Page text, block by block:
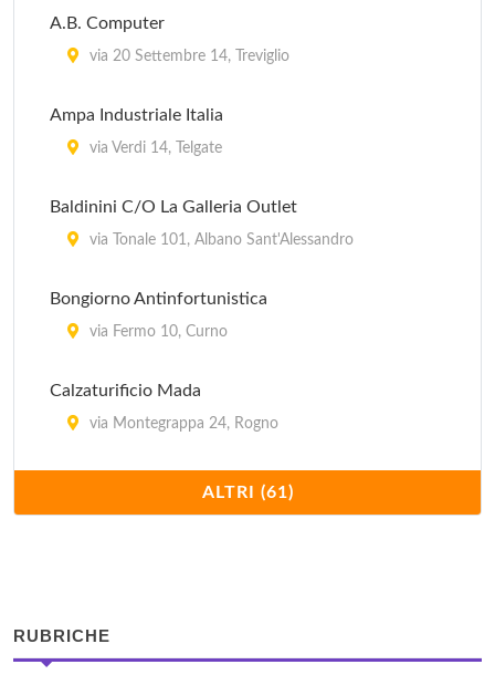
A.B. Computer
via 20 Settembre 14, Treviglio
Ampa Industriale Italia
via Verdi 14, Telgate
Baldinini C/O La Galleria Outlet
via Tonale 101, Albano Sant'Alessandro
Bongiorno Antinfortunistica
via Fermo 10, Curno
Calzaturificio Mada
via Montegrappa 24, Rogno
via Spirano 8, Brignano Gera D'Adda
Camiceria Mark
ALTRI (61)
RUBRICHE